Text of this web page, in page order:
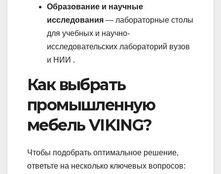
Образование и научные
исследования — лабораторные столы
для учебных и научно-
исследовательских лабораторий вузов
и НИИ .
Как выбрать
промышленную
мебель VIKING?
Чтобы подобрать оптимальное решение,
ответьте на несколько ключевых вопросов: